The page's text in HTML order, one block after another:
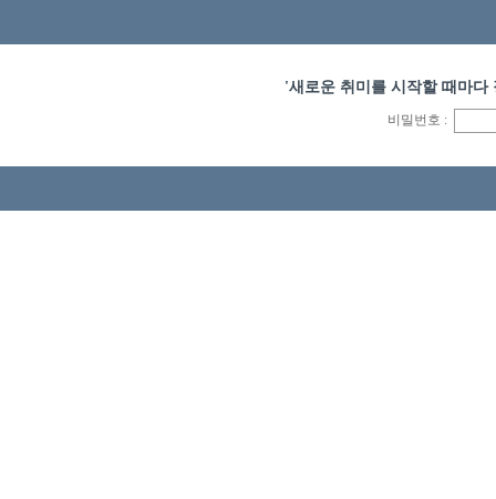
'새로운 취미를 시작할 때마다
비밀번호 :